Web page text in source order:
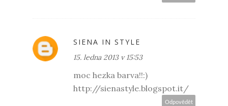
SIENA IN STYLE
15. ledna 2013 v 15:53
moc hezka barva!!:)
http://sienastyle.blogspot.it/
Odpovědět